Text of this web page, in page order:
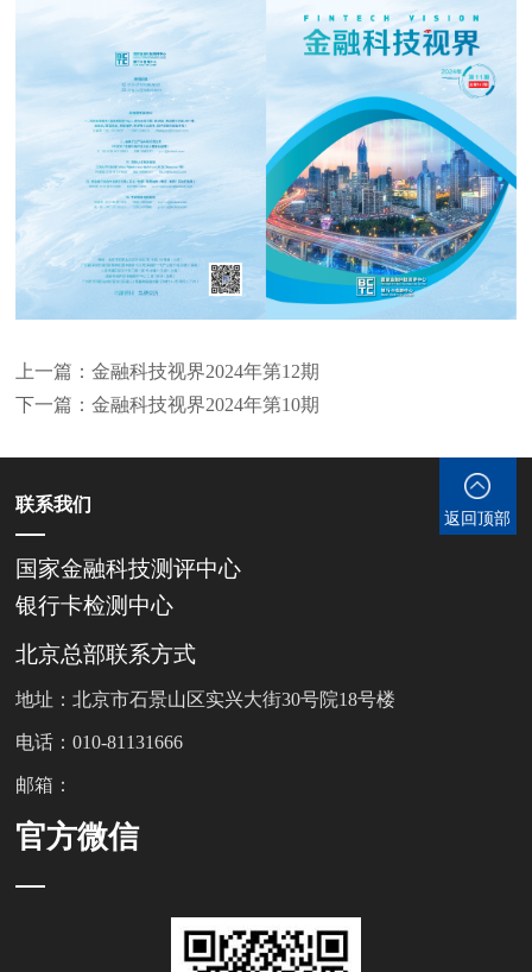
上一篇：金融科技视界2024年第12期
下一篇：金融科技视界2024年第10期
返回顶部
联系我们
国家金融科技测评中心
银行卡检测中心
北京总部联系方式
地址：北京市石景山区实兴大街30号院18号楼
电话：010-81131666
邮箱：
官方微信